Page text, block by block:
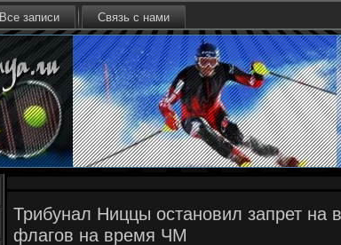
Все записи Связь с нами
Трибунал Ниццы остановил запрет на
флагов на время ЧМ